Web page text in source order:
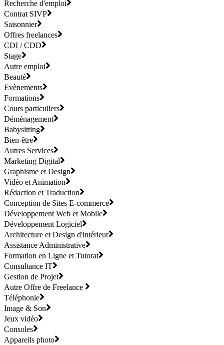
Recherche d'emploi
Contrat SIVP
Saisonnier
Offres freelances
CDI / CDD
Stage
Autre emploi
Beauté
Evènements
Formations
Cours particuliers
Déménagement
Babysitting
Bien-être
Autres Services
Marketing Digital
Graphisme et Design
Vidéo et Animation
Rédaction et Traduction
Conception de Sites E-commerce
Développement Web et Mobile
Développement Logiciel
Architecture et Design d'intérieur
Assistance Administrative
Formation en Ligne et Tutorat
Consultance IT
Gestion de Projet
Autre Offre de Freelance
Téléphonie
Image & Son
Jeux vidéo
Consoles
Appareils photo